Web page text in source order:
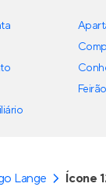
Lange Ícone